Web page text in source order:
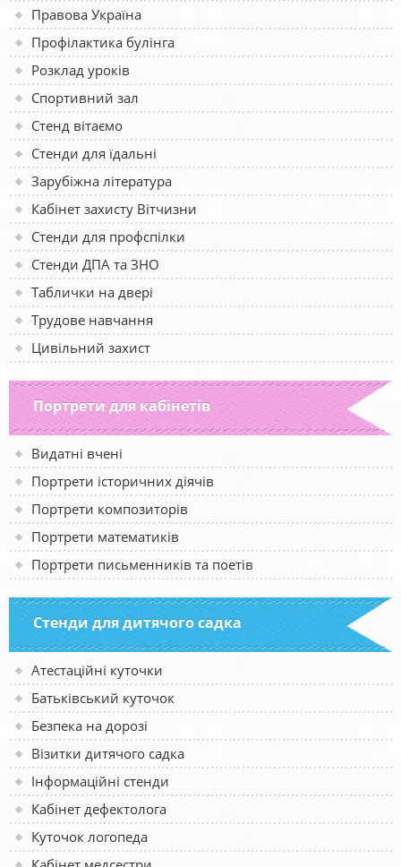
Правова Україна
Профілактика булінга
Розклад уроків
Спортивний зал
Стенд вітаємо
Стенди для їдальні
Зарубіжна література
Кабінет захисту Вітчизни
Стенди для профспілки
Стенди ДПА та ЗНО
Таблички на двері
Трудове навчання
Цивільний захист
Портрети для кабінетів
Видатні вчені
Портрети історичних діячів
Портрети композиторів
Портрети математиків
Портрети письменників та поетів
Стенди для дитячого садка
Атестаційні куточки
Батьківський куточок
Безпека на дорозі
Візитки дитячого садка
Інформаційні стенди
Кабінет дефектолога
Куточок логопеда